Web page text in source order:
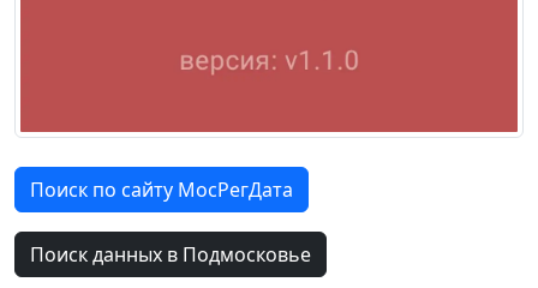
Поиск по сайту МосРегДата
Поиск данных в Подмосковье